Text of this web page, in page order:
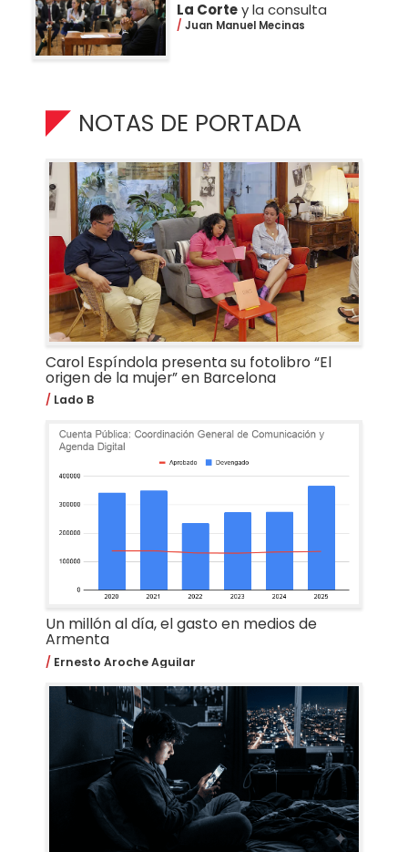
La Cortey la consulta
Juan Manuel Mecinas
NOTAS DE PORTADA
Carol Espíndola presenta su fotolibro “El
origen de la mujer” en Barcelona
Lado B
Un millón al día, el gasto en medios de
Armenta
Ernesto Aroche Aguilar